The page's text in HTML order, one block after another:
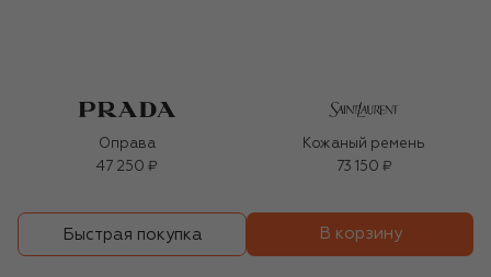
Оправа
47 250 ₽
Кожаный ремень
73 150 ₽
Быстрая покупка В корзину